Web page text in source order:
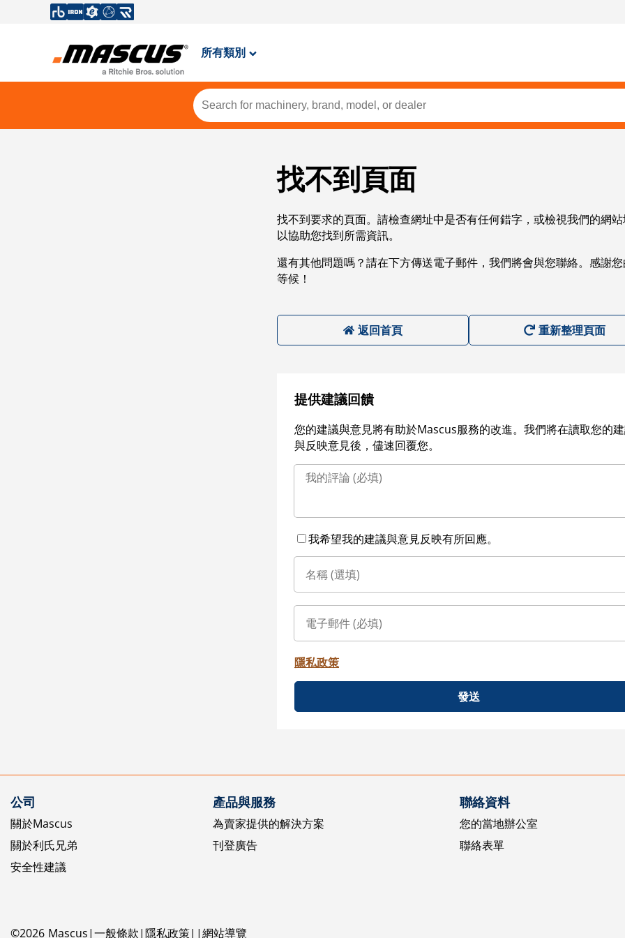
所有類別
找不到頁面
找不到要求的頁面。請檢查網址中是否有任何錯字，或檢視我們的網
以協助您找到所需資訊。
還有其他問題嗎？請在下方傳送電子郵件，我們將會與您聯絡。感謝
等候！
返回首頁 重新整理頁面
提供建議回饋
您的建議與意見將有助於Mascus服務的改進。我們將在讀取您的
與反映意見後，儘速回覆您。
我希望我的建議與意見反映有所回應。
隱私政策
發送
公司
關於Mascus
關於利氏兄弟
安全性建議
產品與服務
為賣家提供的解決方案
刊登廣告
聯絡資料
您的當地辦公室
聯絡表單
©2026 Mascus 一般條款 隱私政策 網站導覽